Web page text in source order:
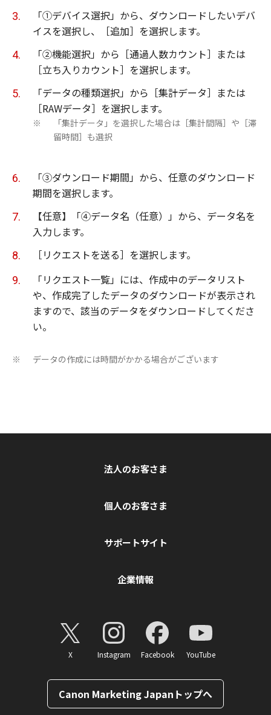
「①デバイス選択」から、ダウンロードしたいデバ
イスを選択し、［追加］を選択します。
「②機能選択」から［通過人数カウント］または
［立ち入りカウント］を選択します。
「データの種類選択」から［集計データ］または
［RAWデータ］を選択します。
※
「集計データ」を選択した場合は［集計間隔］や［滞
留時間］も選択
「③ダウンロード期間」から、任意のダウンロード
期間を選択します。
【任意】「④データ名（任意）」から、データ名を
入力します。
［リクエストを送る］を選択します。
「リクエスト一覧」には、作成中のデータリスト
や、作成完了したデータのダウンロードが表示され
ますので、該当のデータをダウンロードしてくださ
い。
※ データの作成には時間がかかる場合がございます
法人のお客さま
個人のお客さま
サポートサイト
企業情報
X Instagram Facebook YouTube
Canon Marketing Japanトップへ